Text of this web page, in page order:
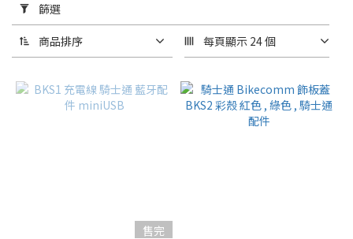
用
篩
選
(0/20)
價格
篩選
商品排序 每頁顯示 24 個
售完